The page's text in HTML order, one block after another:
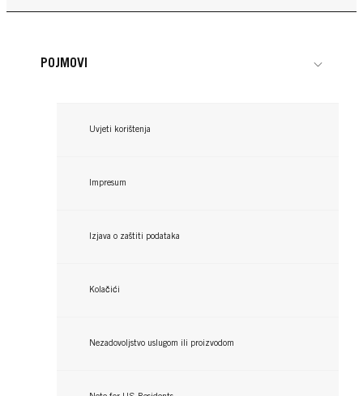
Sleeky Smooth krema za ravnanje kose
POJMOVI
Uvjeti korištenja
Impresum
Izjava o zaštiti podataka
Kolačići
Nezadovoljstvo uslugom ili proizvodom